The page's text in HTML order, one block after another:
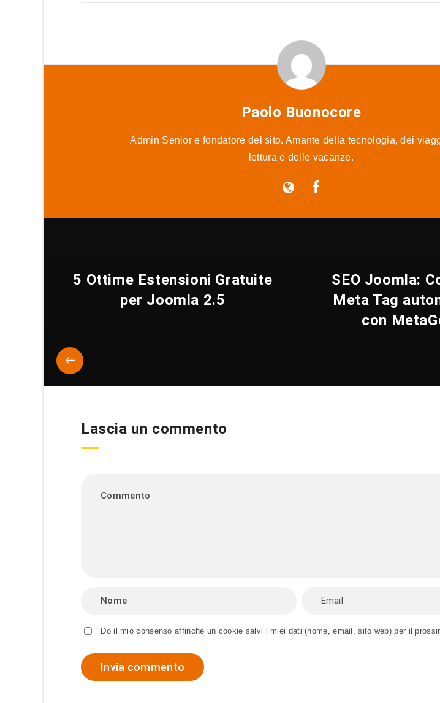
Paolo Buonocore
Admin Senior e fondatore del sito. Amante della tecnologia, dei
lettura e delle vacanze.
5 Ottime Estensioni Gratuite
per Joomla 2.5
SEO Joomla:
Meta Tag
con
Lascia un commento
Do il mio consenso affinché un cookie salvi i miei dati (nome, email, sito web) per il